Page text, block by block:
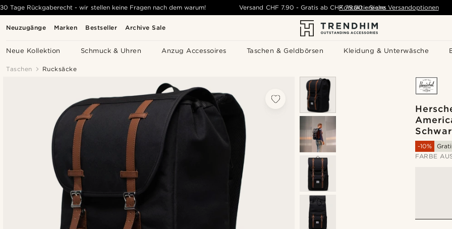
Neuzugänge Marken Bestseller Archive Sale
Neue Kollektion Schmuck & Uhren Anzug Accessoires Taschen & Geldbörsen Kleidung & Unterwäsche
30 Tage Rückgaberecht - wir stellen keine Fragen nach dem warum! Versand CHF 7.90 - Gratis ab CHF 75.00 - Siehe Versandoptionen
Kontaktiere uns
Taschen Rucksäcke
-10%
FARBE